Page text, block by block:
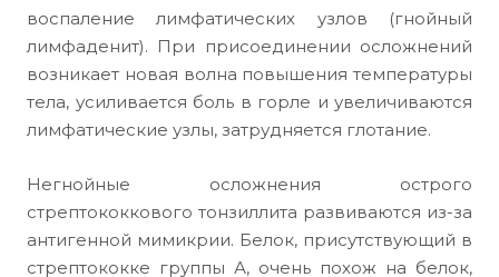
воспаление лимфатических узлов (гнойный
лимфаденит). При присоединении осложнений
возникает новая волна повышения температуры
тела, усиливается боль в горле и увеличиваются
лимфатические узлы, затрудняется глотание.
Негнойные осложнения острого
стрептококкового тонзиллита развиваются из-за
антигенной мимикрии. Белок, присутствующий в
стрептококке группы А, очень похож на белок,